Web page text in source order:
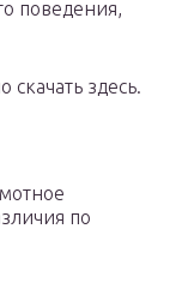
поведения,
скачать здесь.
по